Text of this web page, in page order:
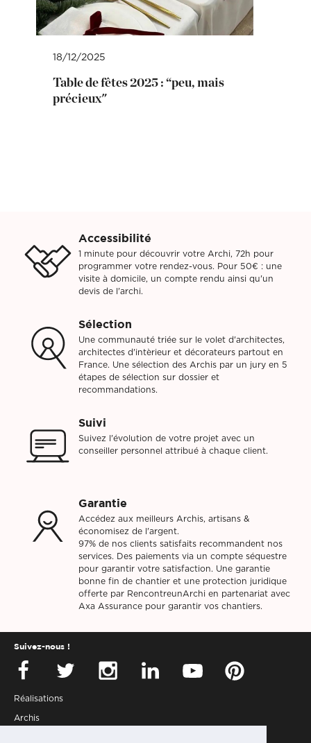
18/12/2025
Table de fêtes 2025 : “peu, mais
précieux"
Accessibilité
1 minute pour découvrir votre Archi, 72h pour
programmer votre rendez-vous. Pour 50€ : une
visite à domicile, un compte rendu ainsi qu'un
devis de l'archi.
Sélection
Une communauté triée sur le volet d'architectes,
architectes d'intèrieur et décorateurs partout en
France. Une sélection des Archis par un jury en 5
étapes de sélection sur dossier et
recommandations.
Suivi
Suivez l'évolution de votre projet avec un
conseiller personnel attribué à chaque client.
Garantie
Accédez aux meilleurs Archis, artisans &
économisez de l'argent.
97% de nos clients satisfaits recommandent nos
services. Des paiements via un compte séquestre
pour garantir votre satisfaction. Une garantie
bonne fin de chantier et une protection juridique
offerte par RencontreunArchi en partenariat avec
Axa Assurance pour garantir vos chantiers.
Réalisations
Archis
Suivez-nous !